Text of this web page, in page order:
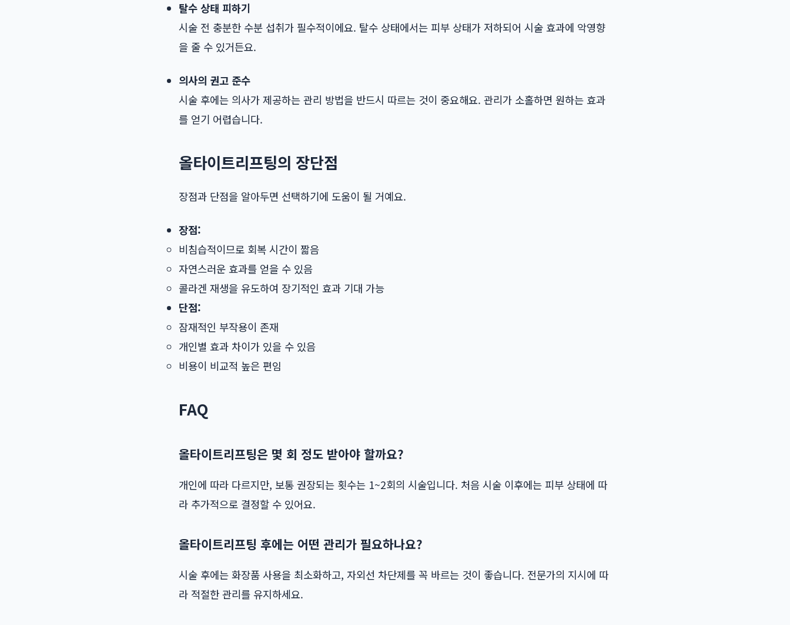
탈수 상태 피하기
시술 전 충분한 수분 섭취가 필수적이에요. 탈수 상태에서는 피부 상태가 저하되어 시술 효과에 악영향
을 줄 수 있거든요.
의사의 권고 준수
시술 후에는 의사가 제공하는 관리 방법을 반드시 따르는 것이 중요해요. 관리가 소홀하면 원하는 효과
를 얻기 어렵습니다.
올타이트리프팅의 장단점
장점과 단점을 알아두면 선택하기에 도움이 될 거예요.
장점:
비침습적이므로 회복 시간이 짧음
자연스러운 효과를 얻을 수 있음
콜라겐 재생을 유도하여 장기적인 효과 기대 가능
단점:
잠재적인 부작용이 존재
개인별 효과 차이가 있을 수 있음
비용이 비교적 높은 편임
FAQ
올타이트리프팅은 몇 회 정도 받아야 할까요?
개인에 따라 다르지만, 보통 권장되는 횟수는 1~2회의 시술입니다. 처음 시술 이후에는 피부 상태에 따
라 추가적으로 결정할 수 있어요.
올타이트리프팅 후에는 어떤 관리가 필요하나요?
시술 후에는 화장품 사용을 최소화하고, 자외선 차단제를 꼭 바르는 것이 좋습니다. 전문가의 지시에 따
라 적절한 관리를 유지하세요.